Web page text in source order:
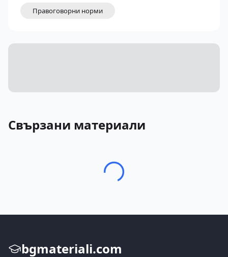
Правоговорни норми
Свързани материали
bgmateriali.com